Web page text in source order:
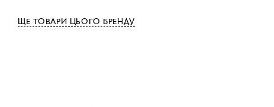
ЩЕ ТОВАРИ ЦЬОГО БРЕНДУ